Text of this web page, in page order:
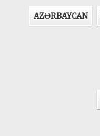
AZӘRBAYCAN